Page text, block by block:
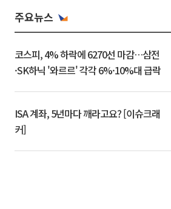
주요뉴스
코스피, 4% 하락에 6270선 마감…삼전
·SK하닉 '와르르' 각각 6%·10%대 급락
ISA 계좌, 5년마다 깨라고요? [이슈크래
커]